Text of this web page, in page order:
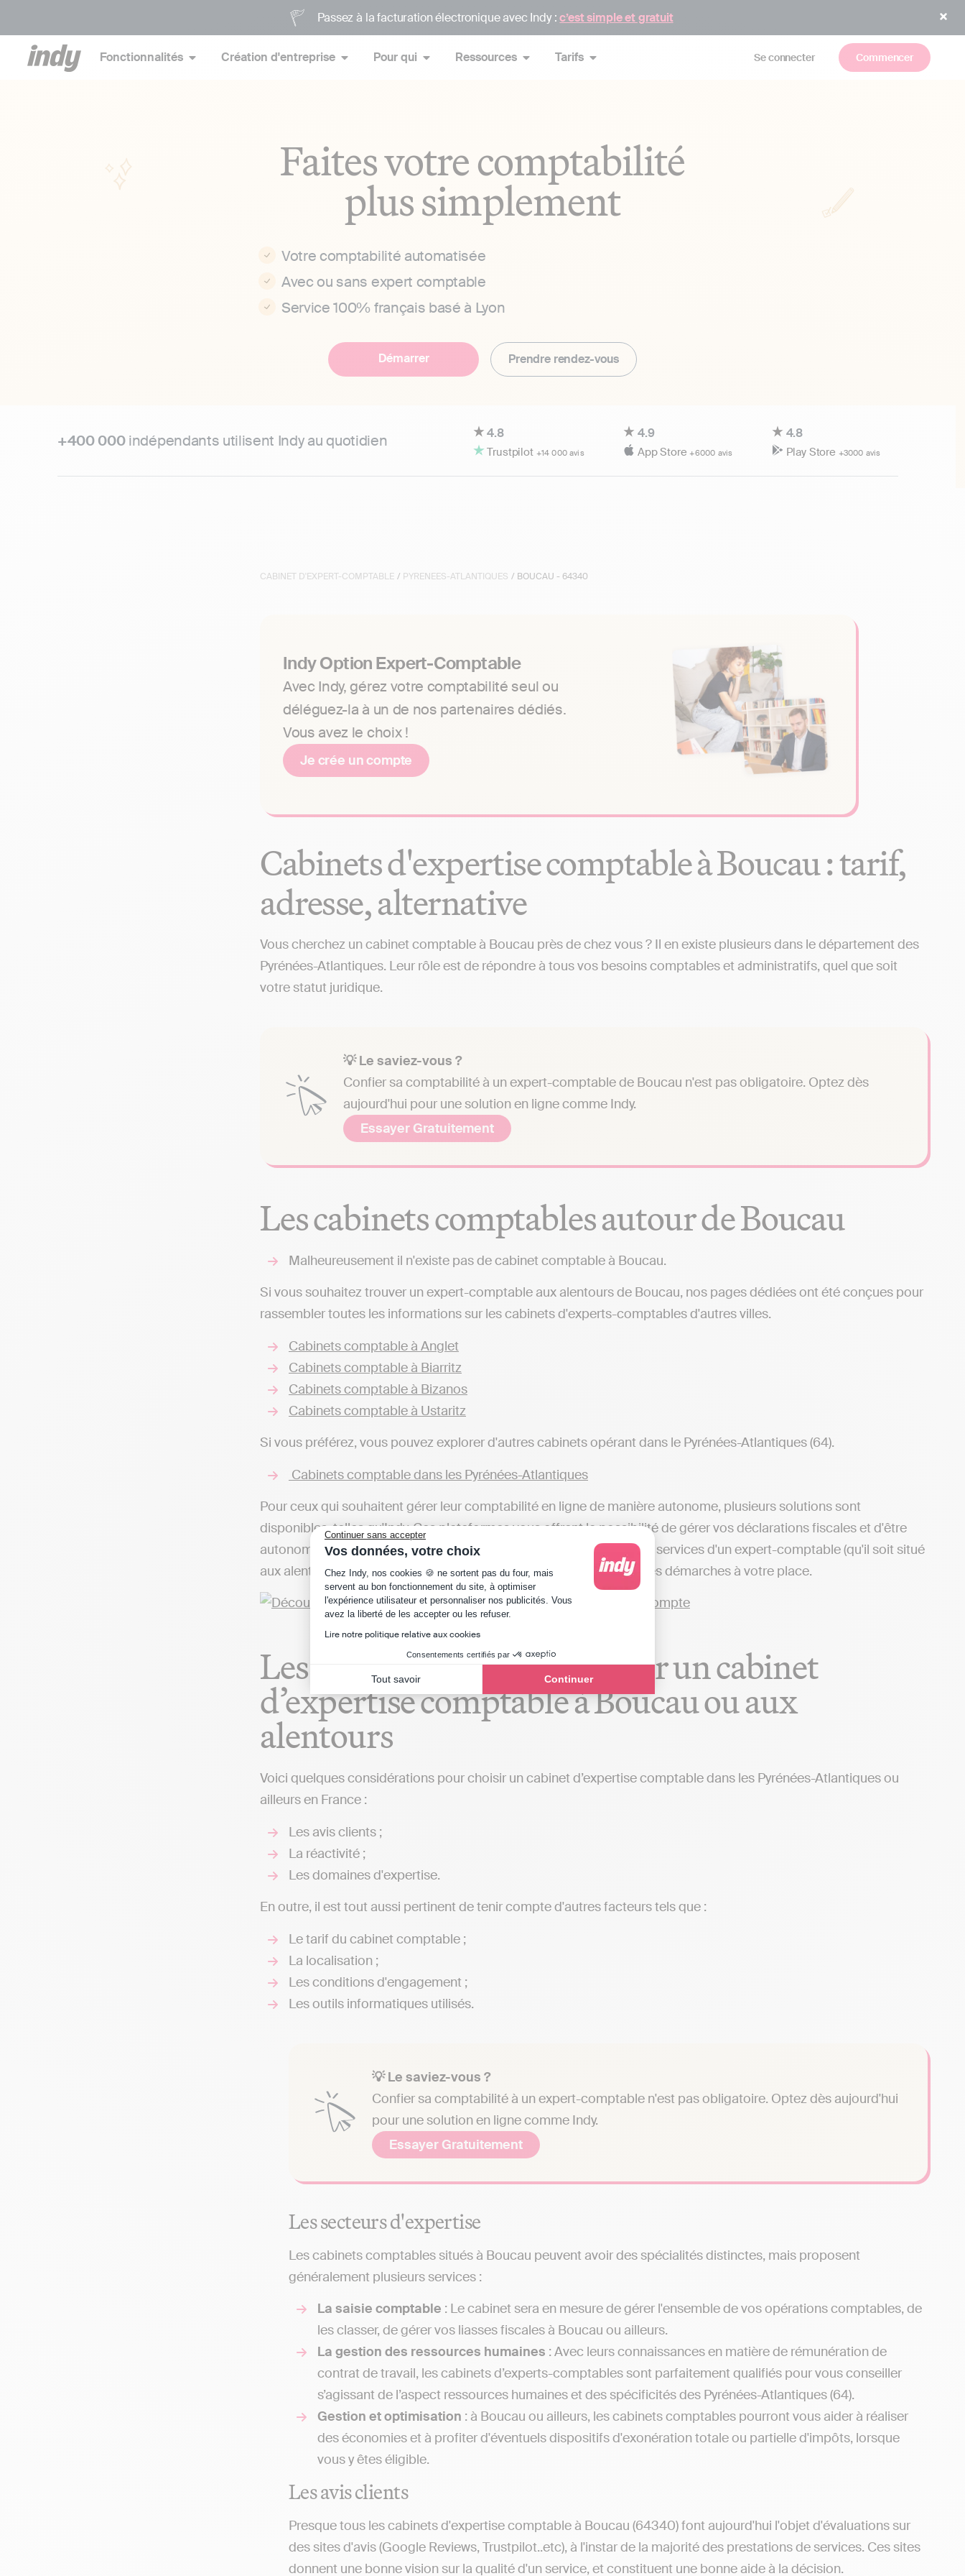
Continuer sans accepter
Vos données, votre choix
Plateforme de Gestion du Consentement : Personnalisez vos Options
Chez Indy, nos cookies 🍪 ne sortent pas du four, mais
servent au bon fonctionnement du site, à optimiser
l'expérience utilisateur et personnaliser nos publicités. Vous
avez la liberté de les accepter ou les refuser.
Lire notre politique relative aux cookies
Consentements certifiés par
Tout savoir Continuer
Axeptio consent
Passez à la facturation électronique avec Indy :c’est simple et gratuit
Fonctionnalités Création d'entreprise Pour qui Ressources Tarifs Se connecter Commencer
Faites votre comptabilité
plus simplement
Votre comptabilité automatisée
Avec ou sans expert comptable
Service 100% français basé à Lyon
Démarrer Prendre rendez-vous
+400 000indépendants utilisent Indy au quotidien 4.8
Trustpilot +14 000 avis
4.9
App Store+6000 avis
4.8
Play Store +3000 avis
CABINET D'EXPERT-COMPTABLE / PYRENEES-ATLANTIQUES / BOUCAU - 64340
Indy Option Expert-Comptable
Avec Indy, gérez votre comptabilité seul ou
déléguez-la à un de nos partenaires dédiés.
Vous avez le choix !
Je crée un compte
Cabinets d'expertise comptable à Boucau : tarif,
adresse, alternative
Vous cherchez un cabinet comptable à Boucau près de chez vous ? Il en existe plusieurs dans le département des
Pyrénées-Atlantiques. Leur rôle est de répondre à tous vos besoins comptables et administratifs, quel que soit
votre statut juridique.
💡 Le saviez-vous ?
Confier sa comptabilité à un expert-comptable de Boucau n'est pas obligatoire. Optez dès
aujourd'hui pour une solution en ligne comme Indy.
Essayer Gratuitement
Les cabinets comptables autour de Boucau
Malheureusement il n'existe pas de cabinet comptable à Boucau.
Si vous souhaitez trouver un expert-comptable aux alentours de Boucau, nos pages dédiées ont été conçues pour
rassembler toutes les informations sur les cabinets d'experts-comptables d'autres villes.
Cabinets comptable à Anglet
Cabinets comptable à Biarritz
Cabinets comptable à Bizanos
Cabinets comptable à Ustaritz
Si vous préférez, vous pouvez explorer d'autres cabinets opérant dans le Pyrénées-Atlantiques (64).
Cabinets comptable dans les Pyrénées-Atlantiques
Pour ceux qui souhaitent gérer leur comptabilité en ligne de manière autonome, plusieurs solutions sont
disponibles, telles qu'Indy. Ces plateformes vous offrent la possibilité de gérer vos déclarations fiscales et d'être
autonome dans la gestion comptable, une alternative différente des services d'un expert-comptable (qu'il soit situé
aux alentours de Boucau ou dans d'autres localités), qui s'occupe des démarches à votre place.
Les critères pour sélectionner un cabinet
d’expertise comptable à Boucau ou aux
alentours
Voici quelques considérations pour choisir un cabinet d’expertise comptable dans les Pyrénées-Atlantiques ou
ailleurs en France :
Les avis clients ;
La réactivité ;
Les domaines d'expertise.
En outre, il est tout aussi pertinent de tenir compte d'autres facteurs tels que :
Le tarif du cabinet comptable ;
La localisation ;
Les conditions d'engagement ;
Les outils informatiques utilisés.
💡 Le saviez-vous ?
Confier sa comptabilité à un expert-comptable n'est pas obligatoire. Optez dès aujourd'hui
pour une solution en ligne comme Indy.
Essayer Gratuitement
Les secteurs d'expertise
Les cabinets comptables situés à Boucau peuvent avoir des spécialités distinctes, mais proposent
généralement plusieurs services :
La saisie comptable : Le cabinet sera en mesure de gérer l'ensemble de vos opérations comptables, de
les classer, de gérer vos liasses fiscales à Boucau ou ailleurs.
La gestion des ressources humaines : Avec leurs connaissances en matière de rémunération de
contrat de travail, les cabinets d’experts-comptables sont parfaitement qualifiés pour vous conseiller
s’agissant de l’aspect ressources humaines et des spécificités des Pyrénées-Atlantiques (64).
Gestion et optimisation : à Boucau ou ailleurs, les cabinets comptables pourront vous aider à réaliser
des économies et à profiter d'éventuels dispositifs d'exonération totale ou partielle d'impôts, lorsque
vous y êtes éligible.
Les avis clients
Presque tous les cabinets d'expertise comptable à Boucau (64340) font aujourd'hui l'objet d'évaluations sur
des sites d'avis (Google Reviews, Trustpilot..etc), à l'instar de la majorité des prestations de services. Ces sites
donnent une bonne vision sur la qualité d'un service, et constituent une bonne aide à la décision.